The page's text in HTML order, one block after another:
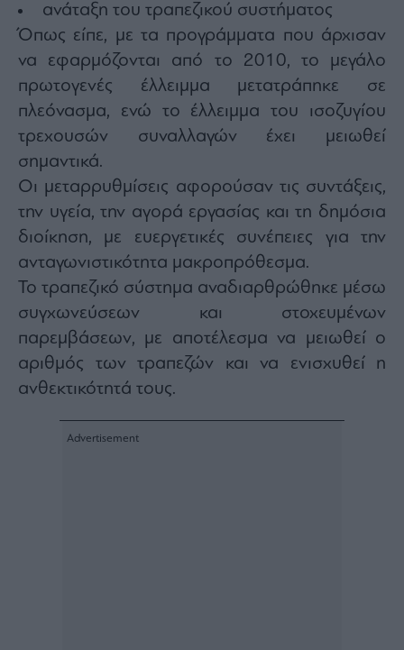
ανάταξη του τραπεζικού συστήματος
Όπως είπε, με τα προγράμματα που άρχισαν
να εφαρμόζονται από το 2010, το μεγάλο
πρωτογενές έλλειμμα μετατράπηκε σε
πλεόνασμα, ενώ το έλλειμμα του ισοζυγίου
τρεχουσών συναλλαγών έχει μειωθεί
σημαντικά.
Οι μεταρρυθμίσεις αφορούσαν τις συντάξεις,
την υγεία, την αγορά εργασίας και τη δημόσια
διοίκηση, με ευεργετικές συνέπειες για την
ανταγωνιστικότητα μακροπρόθεσμα.
Το τραπεζικό σύστημα αναδιαρθρώθηκε μέσω
συγχωνεύσεων και στοχευμένων
παρεμβάσεων, με αποτέλεσμα να μειωθεί ο
αριθμός των τραπεζών και να ενισχυθεί η
ανθεκτικότητά τους.